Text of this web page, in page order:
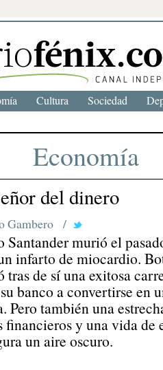
Economía
del dinero
Gambero /
Santander murió el
infarto de miocardio.
tras de sí una exitosa
banco a convertirse en
Pero también una
financieros y una vida de
un aire oscuro.
Cultura Sociedad